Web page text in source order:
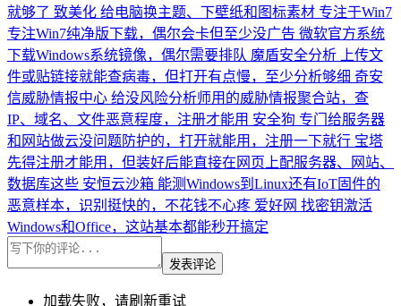
就够了 致美化 给电脑换主题、下壁纸和图标素材 专注于Win7
专注Win7纯净版下载，偶尔会卡但至少没广告 微软官方系统
下载Windows系统镜像，偶尔需要排队 魔盾安全分析 上传文
件或贴链接就能查病毒，但打开有点慢，至少分析够细 奇安
信威胁情报中心 给没风险分析师用的威胁情报聚合站，查
IP、域名、文件恶意程度，注册才能用 安全狗 专门给服务器
和网站做云没问题防护的，打开就能用，注册一下就行 宝塔
先得注册才能用，但装好后能直接在网页上配服务器、网站、
数据库这些 安恒云沙箱 能测Windows到Linux还有IoT固件的
恶意样本，识别挺快的，不花钱不心疼 爱好网 找密钥激活
Windows和Office，这站基本都能秒开搞定
发表评论
加载失败，请刷新重试